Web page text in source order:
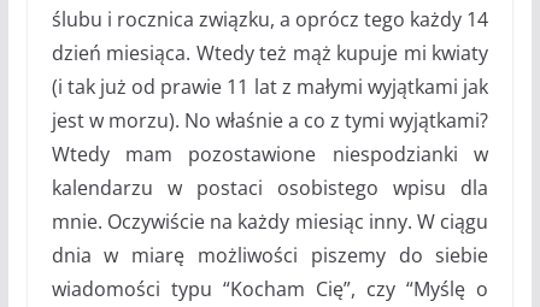
ślubu i rocznica związku, a oprócz tego każdy 14
dzień miesiąca. Wtedy też mąż kupuje mi kwiaty
(i tak już od prawie 11 lat z małymi wyjątkami jak
jest w morzu). No właśnie a co z tymi wyjątkami?
Wtedy mam pozostawione niespodzianki w
kalendarzu w postaci osobistego wpisu dla
mnie. Oczywiście na każdy miesiąc inny. W ciągu
dnia w miarę możliwości piszemy do siebie
wiadomości typu “Kocham Cię”, czy “Myślę o